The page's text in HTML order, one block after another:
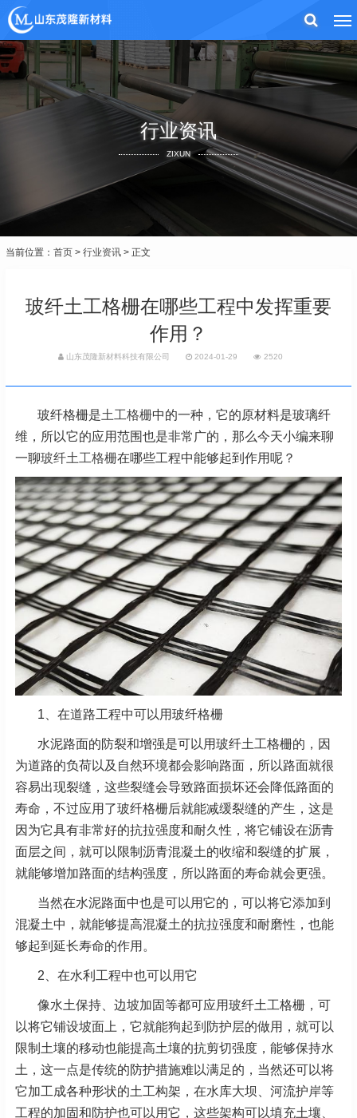
行业资讯
ZIXUN
当前位置： 首页 > 行业资讯 > 正文
玻纤土工格栅在哪些工程中发挥重要
作用？
山东茂隆新材料科技有限公司 2024-01-29 2520
玻纤格栅是土工格栅中的一种，它的原材料是玻璃纤
维，所以它的应用范围也是非常广的，那么今天小编来聊
一聊玻纤土工格栅在哪些工程中能够起到作用呢？
1、在道路工程中可以用玻纤格栅
水泥路面的防裂和增强是可以用玻纤土工格栅的，因
为道路的负荷以及自然环境都会影响路面，所以路面就很
容易出现裂缝，这些裂缝会导致路面损坏还会降低路面的
寿命，不过应用了玻纤格栅后就能减缓裂缝的产生，这是
因为它具有非常好的抗拉强度和耐久性，将它铺设在沥青
面层之间，就可以限制沥青混凝土的收缩和裂缝的扩展，
就能够增加路面的结构强度，所以路面的寿命就会更强。
当然在水泥路面中也是可以用它的，可以将它添加到
混凝土中，就能够提高混凝土的抗拉强度和耐磨性，也能
够起到延长寿命的作用。
2、在水利工程中也可以用它
像水土保持、边坡加固等都可应用玻纤土工格栅，可
以将它铺设坡面上，它就能狗起到防护层的做用，就可以
限制土壤的移动也能提高土壤的抗剪切强度，能够保持水
土，这一点是传统的防护措施难以满足的，当然还可以将
它加工成各种形状的土工构架，在水库大坝、河流护岸等
工程的加固和防护也可以用它，这些架构可以填充土壤、